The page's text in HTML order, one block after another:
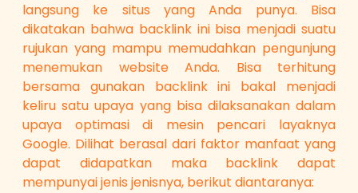
langsung ke situs yang Anda punya. Bisa
dikatakan bahwa backlink ini bisa menjadi suatu
rujukan yang mampu memudahkan pengunjung
menemukan website Anda. Bisa terhitung
bersama gunakan backlink ini bakal menjadi
keliru satu upaya yang bisa dilaksanakan dalam
upaya optimasi di mesin pencari layaknya
Google. Dilihat berasal dari faktor manfaat yang
dapat didapatkan maka backlink dapat
mempunyai jenis jenisnya, berikut diantaranya: